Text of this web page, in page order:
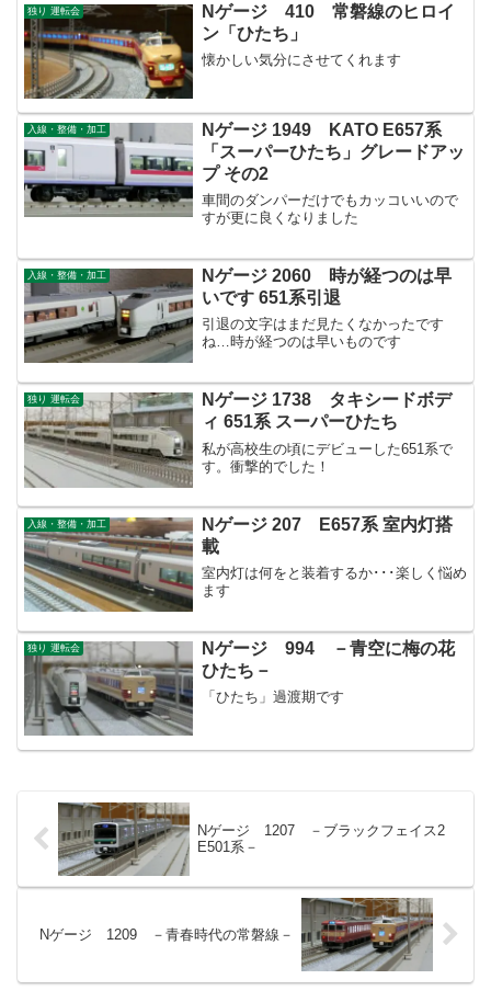
独り 運転会
Nゲージ 410 常磐線のヒロイ
ン「ひたち」
懐かしい気分にさせてくれます
入線・整備・加工
Nゲージ 1949 KATO E657系
「スーパーひたち」グレードアッ
プ その2
車間のダンパーだけでもカッコいいので
すが更に良くなりました
入線・整備・加工
Nゲージ 2060 時が経つのは早
いです 651系引退
引退の文字はまだ見たくなかったです
ね…時が経つのは早いものです
独り 運転会
Nゲージ 1738 タキシードボデ
ィ 651系 スーパーひたち
私が高校生の頃にデビューした651系で
す。衝撃的でした！
入線・整備・加工
Nゲージ 207 E657系 室内灯搭
載
室内灯は何をと装着するか･･･楽しく悩め
ます
独り 運転会
Nゲージ 994 －青空に梅の花
ひたち－
「ひたち」過渡期です
Nゲージ 1207 －ブラックフェイス2
E501系－
Nゲージ 1209 －青春時代の常磐線－